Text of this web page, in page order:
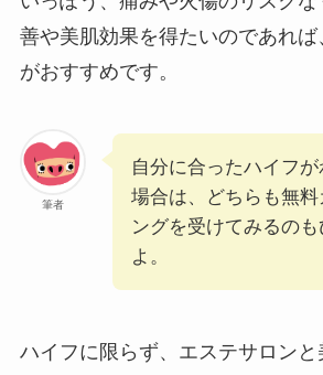
善や美肌効果を得たいのであれば
がおすすめです。
筆者
自分に合ったハイフ
場合は、どちらも無料
ングを受けてみるの
よ。
ハイフに限らず、エステサロンと